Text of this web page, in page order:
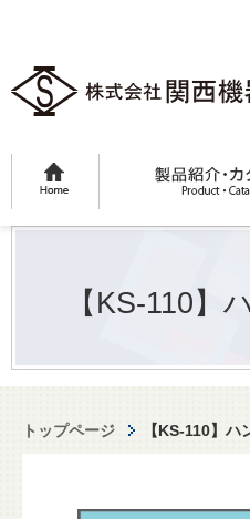
【KS-110】
トップページ 【KS-110】